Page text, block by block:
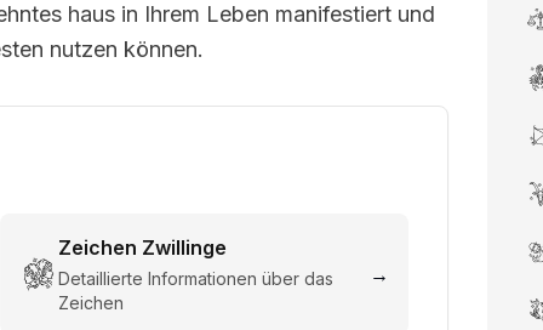
haus in Ihrem Leben manifestiert und
nutzen können.
Zeichen Zwillinge
Detaillierte Informationen über das
Zeichen
→